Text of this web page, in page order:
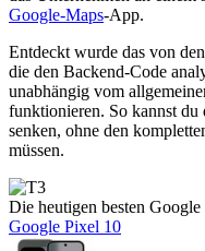
Google-Maps-App.
Entdeckt wurde das von
die den Backend-Code
unabhängig vom
funktionieren. So kannst du
senken, ohne den
müssen.
Die heutigen besten
Google Pixel 10